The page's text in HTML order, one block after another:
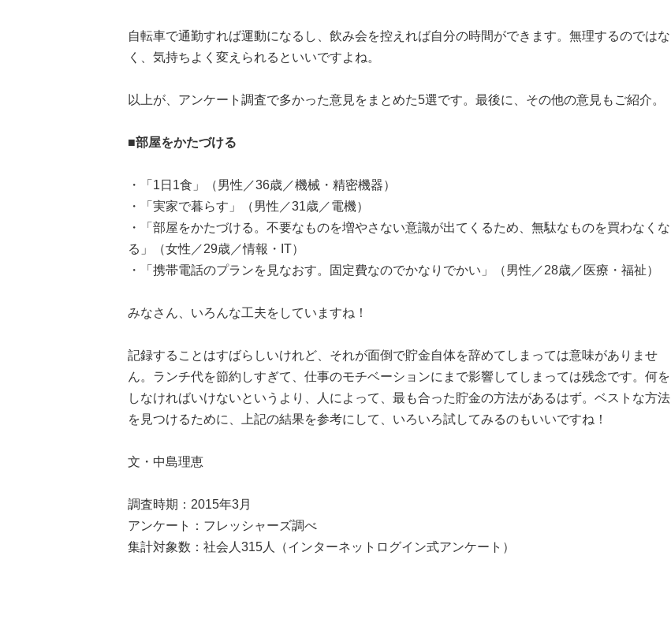
自転車で通勤すれば運動になるし、飲み会を控えれば自分の時間ができます。無理するのではな
く、気持ちよく変えられるといいですよね。
以上が、アンケート調査で多かった意見をまとめた5選です。最後に、その他の意見もご紹介。
■部屋をかたづける
・「1日1食」（男性／36歳／機械・精密機器）
・「実家で暮らす」（男性／31歳／電機）
・「部屋をかたづける。不要なものを増やさない意識が出てくるため、無駄なものを買わなくな
る」（女性／29歳／情報・IT）
・「携帯電話のプランを見なおす。固定費なのでかなりでかい」（男性／28歳／医療・福祉）
みなさん、いろんな工夫をしていますね！
記録することはすばらしいけれど、それが面倒で貯金自体を辞めてしまっては意味がありませ
ん。ランチ代を節約しすぎて、仕事のモチベーションにまで影響してしまっては残念です。何を
しなければいけないというより、人によって、最も合った貯金の方法があるはず。ベストな方法
を見つけるために、上記の結果を参考にして、いろいろ試してみるのもいいですね！
文・中島理恵
調査時期：2015年3月
アンケート：フレッシャーズ調べ
集計対象数：社会人315人（インターネットログイン式アンケート）